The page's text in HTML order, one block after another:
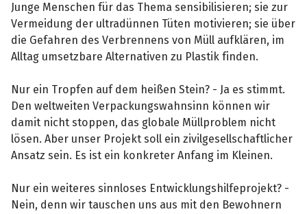
Junge Menschen für das Thema sensibilisieren; sie zur
Vermeidung der ultradünnen Tüten motivieren; sie über
die Gefahren des Verbrennens von Müll aufklären, im
Alltag umsetzbare Alternativen zu Plastik finden.
Nur ein Tropfen auf dem heißen Stein? - Ja es stimmt.
Den weltweiten Verpackungswahnsinn können wir
damit nicht stoppen, das globale Müllproblem nicht
lösen. Aber unser Projekt soll ein zivilgesellschaftlicher
Ansatz sein. Es ist ein konkreter Anfang im Kleinen.
Nur ein weiteres sinnloses Entwicklungshilfeprojekt? -
Nein, denn wir tauschen uns aus mit den Bewohnern